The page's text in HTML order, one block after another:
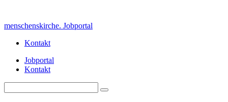
content
menschenskirche. Jobportal
Kontakt
Jobportal
Kontakt
for:
Search